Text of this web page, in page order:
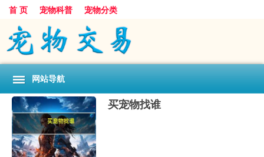
首 页 宠物科普 宠物分类
网站导航
买宠物找谁